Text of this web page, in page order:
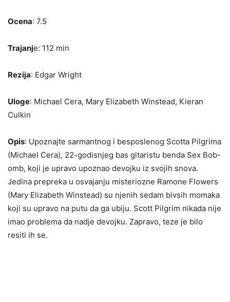
Ocena: 7.5
Trajanje: 112 min
Rezija: Edgar Wright
Uloge: Michael Cera, Mary Elizabeth Winstead, Kieran
Culkin
Opis: Upoznajte sarmantnog i besposlenog Scotta Pilgrima
(Michael Cera), 22-godisnjeg bas gitaristu benda Sex Bob-
omb, koji je upravo upoznao devojku iz svojih snova.
Jedina prepreka u osvajanju misteriozne Ramone Flowers
(Mary Elizabeth Winstead) su njenih sedam bivsih momaka
koji su upravo na putu da ga ubiju. Scott Pilgrim nikada nije
imao problema da nadje devojku. Zapravo, teze je bilo
resiti ih se.